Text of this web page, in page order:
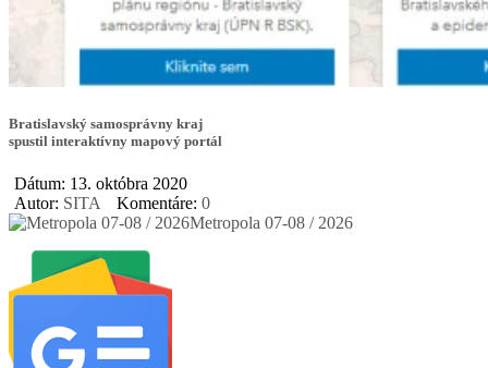
Bratislavský samosprávny kraj
spustil interaktívny mapový portál
Dátum: 13. októbra 2020
Autor: SITA Komentáre: 0
Metropola 07-08 / 2026